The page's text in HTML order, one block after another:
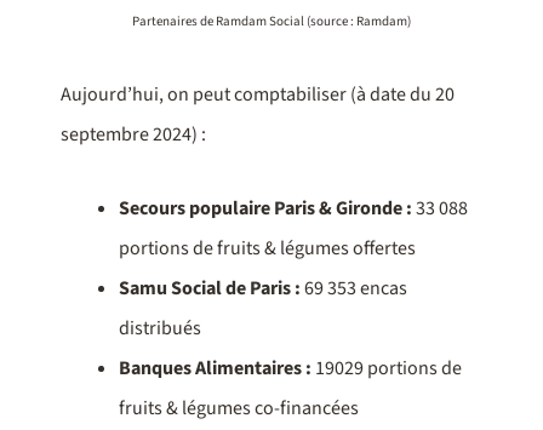
Partenaires de Ramdam Social (source : Ramdam)
Aujourd’hui, on peut comptabiliser (à date du 20
septembre 2024) :
Secours populaire Paris & Gironde :33 088
portions de fruits & légumes offertes
Samu Social de Paris :69 353 encas
distribués
Banques Alimentaires : 19029 portions de
fruits & légumes co-financées